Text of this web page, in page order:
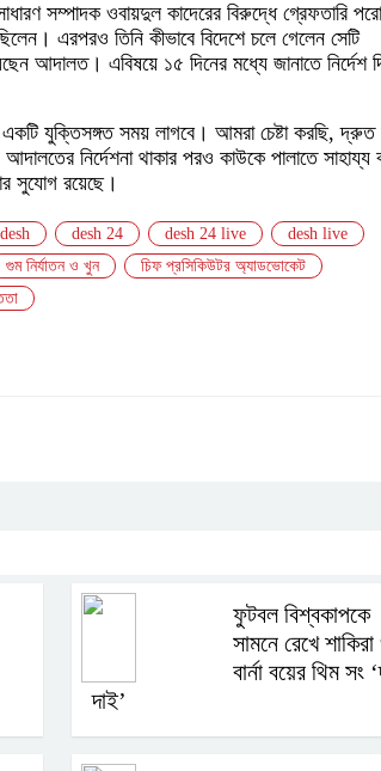
সম্পাদক ওবায়দুল কাদেরের বিরুদ্ধে গ্রেফতারি
এরপরও তিনি কীভাবে বিদেশে চলে গেলেন সেটি
আদালত। এবিষয়ে ১৫ দিনের মধ্যে জানাতে নির্দেশ
যুক্তিসঙ্গত সময় লাগবে। আমরা চেষ্টা করছি, দ্রুত
নির্দেশনা থাকার পরও কাউকে পালাতে সাহায্য
সুযোগ রয়েছে।
desh desh 24 desh 24 live
desh live
গুম নির্যাতন ও খুন
চিফ প্রসিকিউটর অ্যাডভোকেট
ফুটবল বিশ্বকাপকে
সামনে রেখে
বার্না বয়ের থিম সং
দাই’